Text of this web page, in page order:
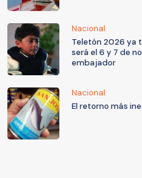
Nacional
Teletón 2026 ya
será el 6 y 7 de
embajador
Nacional
El retorno más